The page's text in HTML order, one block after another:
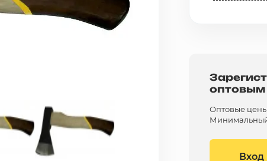
Оптовые цены
Минимальный
Вход